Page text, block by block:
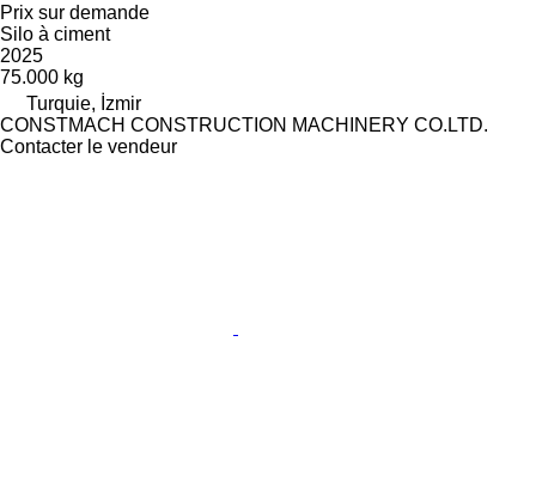
Prix sur demande
Silo à ciment
2025
75.000 kg
Turquie, İzmir
CONSTMACH CONSTRUCTION MACHINERY CO.LTD.
Contacter le vendeur